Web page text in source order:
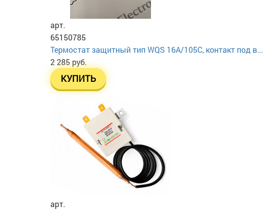
арт.
65150785
Термостат защитный тип WQS 16A/105C, контакт под в...
2 285 руб.
КУПИТЬ
арт.